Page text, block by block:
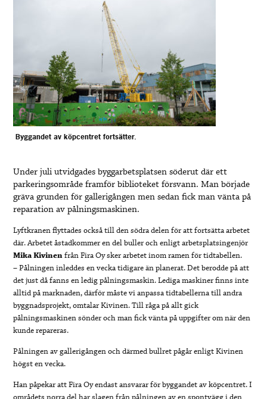
Byggandet av köpcentret fortsätter.
Under juli utvidgades byggarbetsplatsen söderut där ett
parkeringsområde framför biblioteket försvann. Man började
gräva grunden för gallerigången men sedan fick man vänta på
reparation av pålningsmaskinen.
Lyftkranen flyttades också till den södra delen för att fortsätta arbetet
där. Arbetet åstadkommer en del buller och enligt arbetsplatsingenjör
Mika Kivinenfrån Fira Oy sker arbetet inom ramen för tidtabellen.
– Pålningen inleddes en vecka tidigare än planerat. Det berodde på att
det just då fanns en ledig pålningsmaskin. Lediga maskiner finns inte
alltid på marknaden, därför måste vi anpassa tidtabellerna till andra
byggnadsprojekt, omtalar Kivinen. Till råga på allt gick
pålningsmaskinen sönder och man fick vänta på uppgifter om när den
kunde repareras.
Pålningen av gallerigången och därmed bullret pågår enligt Kivinen
högst en vecka.
Han påpekar att Fira Oy endast ansvarar för byggandet av köpcentret. I